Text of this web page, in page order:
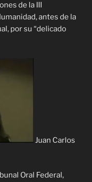
de la III
antes de la
por su “delicado
Juan Carlos
Oral Federal,